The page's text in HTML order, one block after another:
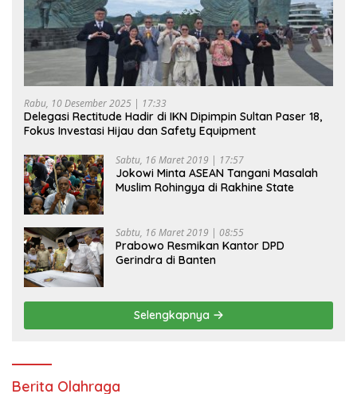
Rabu, 10 Desember 2025 | 17:33
Delegasi Rectitude Hadir di IKN Dipimpin Sultan Paser 18,
Fokus Investasi Hijau dan Safety Equipment
Sabtu, 16 Maret 2019 | 17:57
Jokowi Minta ASEAN Tangani Masalah
Muslim Rohingya di Rakhine State
Sabtu, 16 Maret 2019 | 08:55
Prabowo Resmikan Kantor DPD
Gerindra di Banten
Selengkapnya
Berita Olahraga